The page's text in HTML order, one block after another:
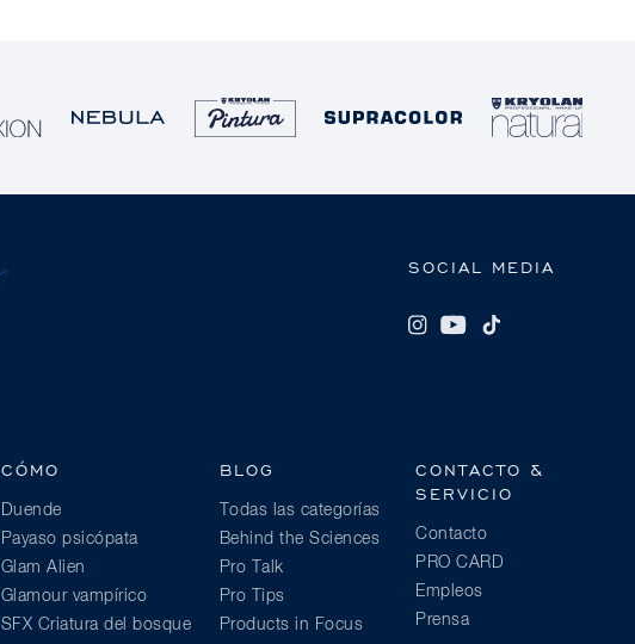
SOCIAL MEDIA
CÓMO
Duende
Payaso psicópata
Glam Alien
Glamour vampírico
SFX Criatura del bosque
BLOG
Todas las categorías
Behind the Sciences
Pro Talk
Pro Tips
Products in Focus
CONTACTO &
SERVICIO
Contacto
PRO CARD
Empleos
Prensa